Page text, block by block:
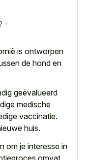
-
is ontworpen
de hond en
geëvalueerd
medische
vaccinatie.
huis.
om je interesse in
omvat